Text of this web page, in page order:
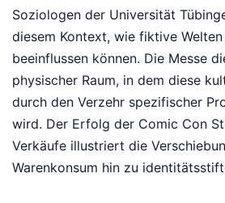
Soziologen der Universität
diesem Kontext, wie fiktive
beeinflussen können. Die Messe
physischer Raum, in dem diese
durch den Verzehr spezifischer
wird. Der Erfolg der Comic Con
Verkäufe illustriert die
Warenkonsum hin zu